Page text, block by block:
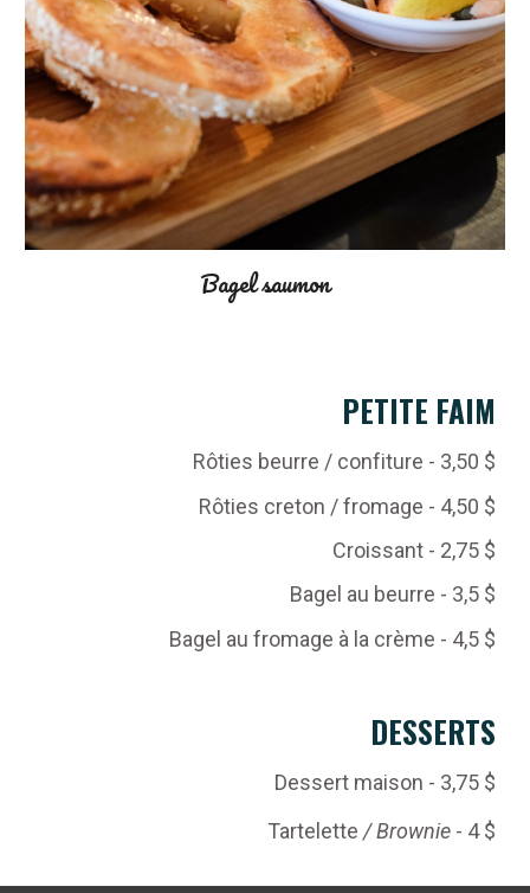
Bagel saumon
PETITE FAIM
Rôties beurre / confiture - 3,50 $
Rôties creton / fromage - 4,50 $
Croissant - 2,75 $
Bagel au beurre - 3,5 $
Bagel au fromage à la crème - 4,5 $
DESSERTS
Dessert maison - 3,75 $
Tartelette /Brownie- 4 $